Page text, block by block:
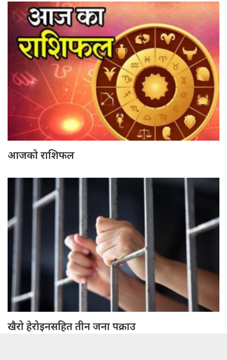
आजको राशिफल
खैरो हेरोइनसहित तीन जना पक्राउ